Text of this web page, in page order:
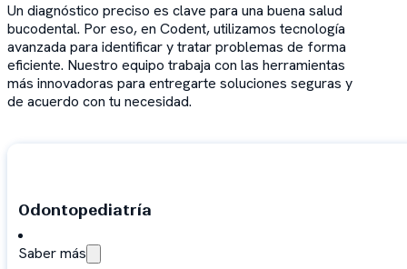
Un diagnóstico preciso es clave para una buena salud
bucodental. Por eso, en Codent, utilizamos tecnología
avanzada para identificar y tratar problemas de forma
eficiente. Nuestro equipo trabaja con las herramientas
más innovadoras para entregarte soluciones seguras y
de acuerdo con tu necesidad.
Odontopediatría
Saber más